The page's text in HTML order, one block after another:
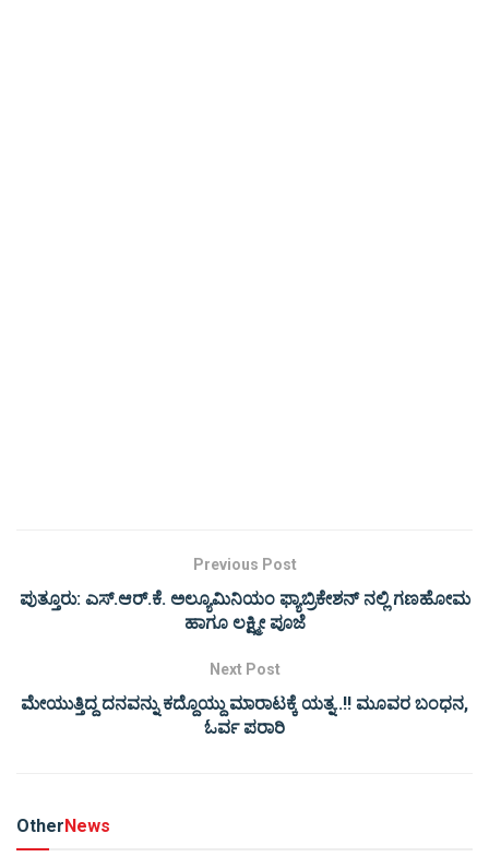
Previous Post
ಪುತ್ತೂರು: ಎಸ್.ಆರ್.ಕೆ. ಅಲ್ಯೂಮಿನಿಯಂ ಫ್ಯಾಬ್ರಿಕೇಶನ್ ನಲ್ಲಿ ಗಣಹೋಮ
ಹಾಗೂ ಲಕ್ಷ್ಮೀ ಪೂಜೆ
Next Post
ಮೇಯುತ್ತಿದ್ದ ದನವನ್ನು ಕದ್ದೊಯ್ದು ಮಾರಾಟಕ್ಕೆ ಯತ್ನ..!! ಮೂವರ ಬಂಧನ,
ಓರ್ವ ಪರಾರಿ
Other News